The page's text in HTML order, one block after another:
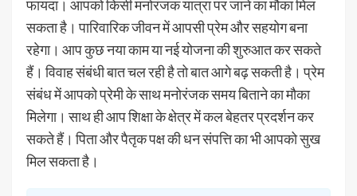
फायदा। आपको किसी मनोरंजक यात्रा पर जाने का मौका मिल
सकता है। पारिवारिक जीवन में आपसी प्रेम और सहयोग बना
रहेगा। आप कुछ नया काम या नई योजना की शुरुआत कर सकते
हैं। विवाह संबंधी बात चल रही है तो बात आगे बढ़ सकती है। प्रेम
संबंध में आपको प्रेमी के साथ मनोरंजक समय बिताने का मौका
मिलेगा। साथ ही आप शिक्षा के क्षेत्र में कल बेहतर प्रदर्शन कर
सकते हैं। पिता और पैतृक पक्ष की धन संपत्ति का भी आपको सुख
मिल सकता है।